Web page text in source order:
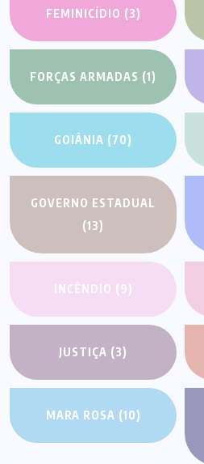
FEMINICÍDIO (3)
FORÇAS ARMADAS (1)
GOIÂNIA (70)
GOVERNO ESTADUAL
(13)
INCÊNDIO (9)
JUSTIÇA (3)
MARA ROSA (10)